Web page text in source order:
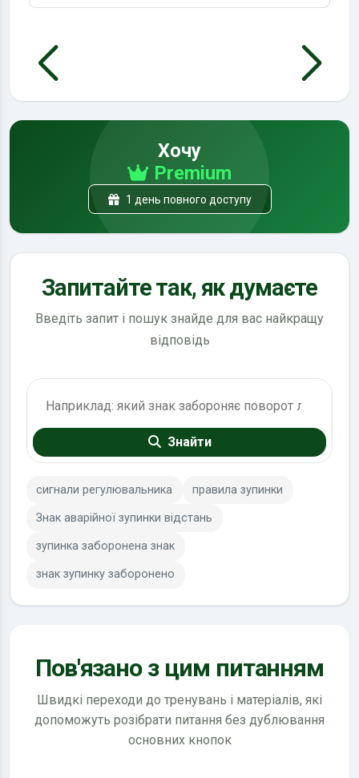
Хочу
Premium
1 день повного доступу
Запитайте так, як думаєте
Введіть запит і пошук знайде для вас найкращу
відповідь
Знайти
сигнали регулювальника правила зупинки
Знак аварійної зупинки відстань
зупинка заборонена знак
знак зупинку заборонено
Пов'язано з цим питанням
Швидкі переходи до тренувань і матеріалів, які
допоможуть розібрати питання без дублювання
основних кнопок